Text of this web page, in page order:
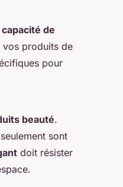
capacité de
produits de
pour
beauté.
sont
doit résister